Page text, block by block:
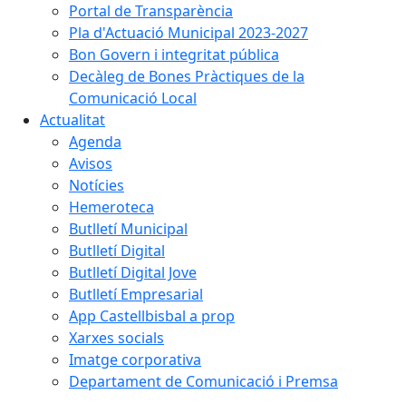
Portal de Transparència
Pla d'Actuació Municipal 2023-2027
Bon Govern i integritat pública
Decàleg de Bones Pràctiques de la
Comunicació Local
Actualitat
Agenda
Avisos
Notícies
Hemeroteca
Butlletí Municipal
Butlletí Digital
Butlletí Digital Jove
Butlletí Empresarial
App Castellbisbal a prop
Xarxes socials
Imatge corporativa
Departament de Comunicació i Premsa